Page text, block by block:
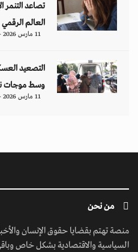
تصاعد التنمر
العالم الرقمي
11 مارس 2026 - 13:44
التصعيد
وسط موجات
11 مارس 2026 - 10:26
من نحن
منصة تهتم بقضايا حقوق الإنسان
السياسية والاقتصادية بشكل خاص